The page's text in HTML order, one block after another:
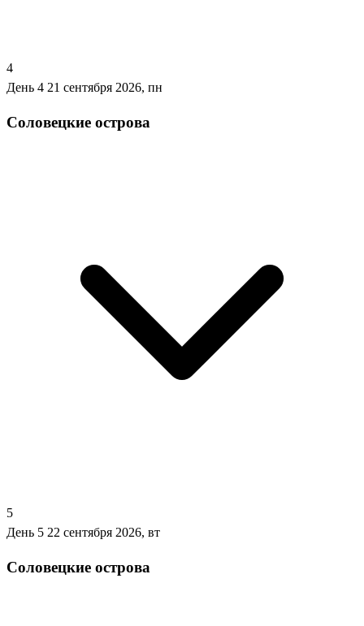
4
День 4 21 сентября 2026, пн
Соловецкие острова
5
День 5 22 сентября 2026, вт
Соловецкие острова